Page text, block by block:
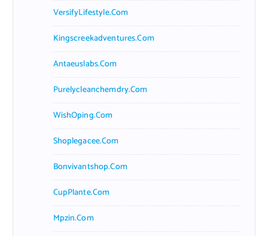
VersifyLifestyle.com
Kingscreekadventures.com
Antaeuslabs.com
Purelycleanchemdry.com
WishOping.com
Shoplegacee.com
Bonvivantshop.com
CupPlante.com
Mpzin.com